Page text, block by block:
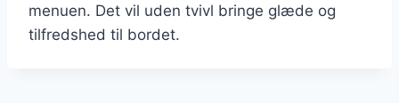
menuen. Det vil uden tvivl bringe glæde og
tilfredshed til bordet.